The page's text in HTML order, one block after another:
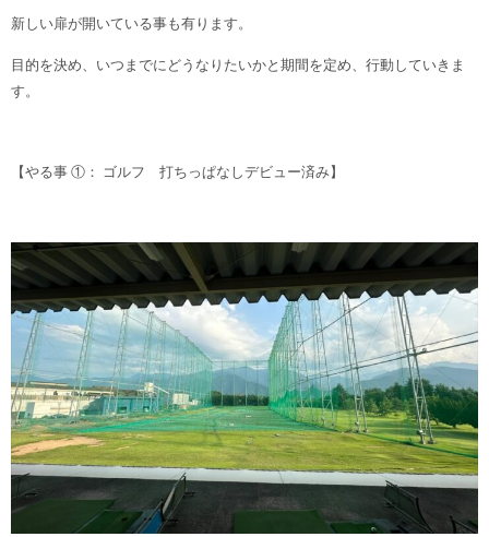
新しい扉が開いている事も有ります。
目的を決め、いつまでにどうなりたいかと期間を定め、行動していきま
す。
【やる事 ①： ゴルフ 打ちっぱなしデビュー済み】